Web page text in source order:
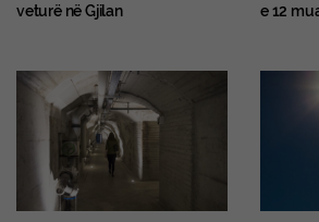
veturë në Gjilan
e 12